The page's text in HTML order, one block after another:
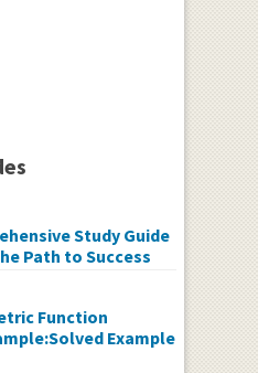
Study Guide
Path to Success
Function
Example